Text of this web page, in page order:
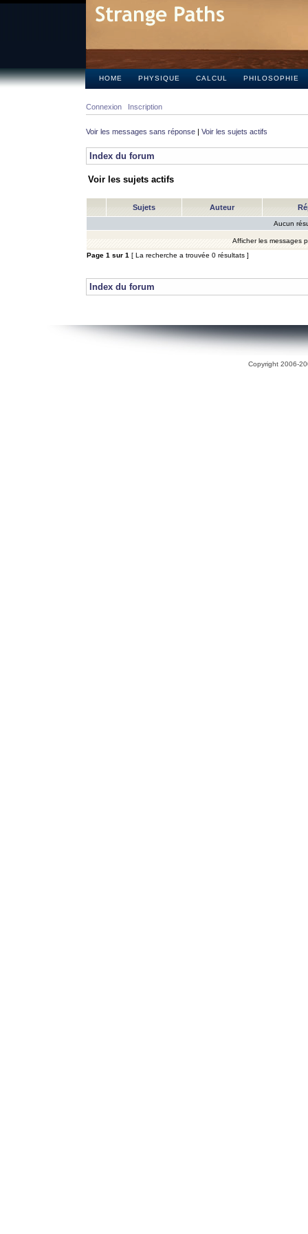
HOME PHYSIQUE CALCUL PHILOSOPHIE
Connexion Inscription
Voir les messages sans réponse | Voir les sujets actifs
Index du forum
Voir les sujets actifs
Sujets Auteur
Aucun
Afficher les messages
Page 1 sur 1 [ La recherche a trouvée 0 résultats ]
Index du forum
Copyright 2006-